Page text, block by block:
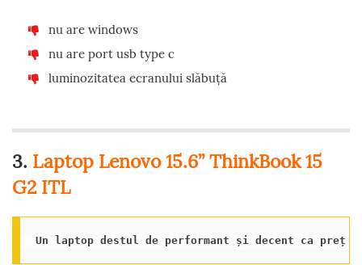
nu are windows
nu are port usb type c
luminozitatea ecranului slăbuță
3. Laptop Lenovo 15.6” ThinkBook 15
G2 ITL
Un laptop destul de performant și decent ca preț